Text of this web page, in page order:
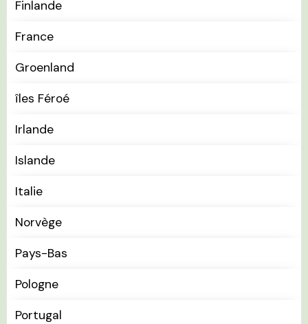
Finlande
France
Groenland
îles Féroé
Irlande
Islande
Italie
Norvège
Pays-Bas
Pologne
Portugal